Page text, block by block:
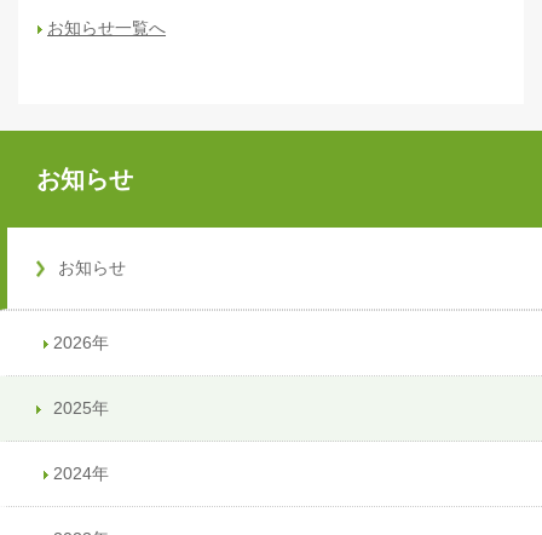
お知らせ一覧へ
お知らせ
お知らせ
2026年
2025年
2024年